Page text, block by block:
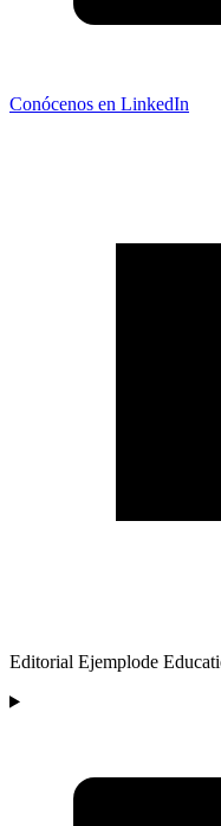
Conócenos en LinkedIn
Editorial Ejemplode